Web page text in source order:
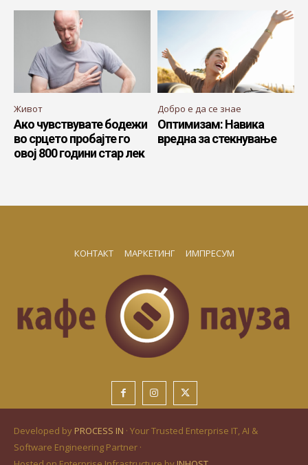
Живот
Ако чувствувате бодежи
во срцето пробајте го
овој 800 години стар лек
Добро е да се знае
Оптимизам: Навика
вредна за стекнување
КОНТАКТ МАРКЕТИНГ ИМПРЕСУМ
Developed by PROCESS IN · Your Trusted Enterprise IT, AI &
Software Engineering Partner ·